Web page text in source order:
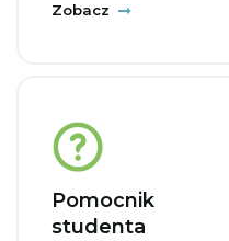
Zobacz
Pomocnik
studenta